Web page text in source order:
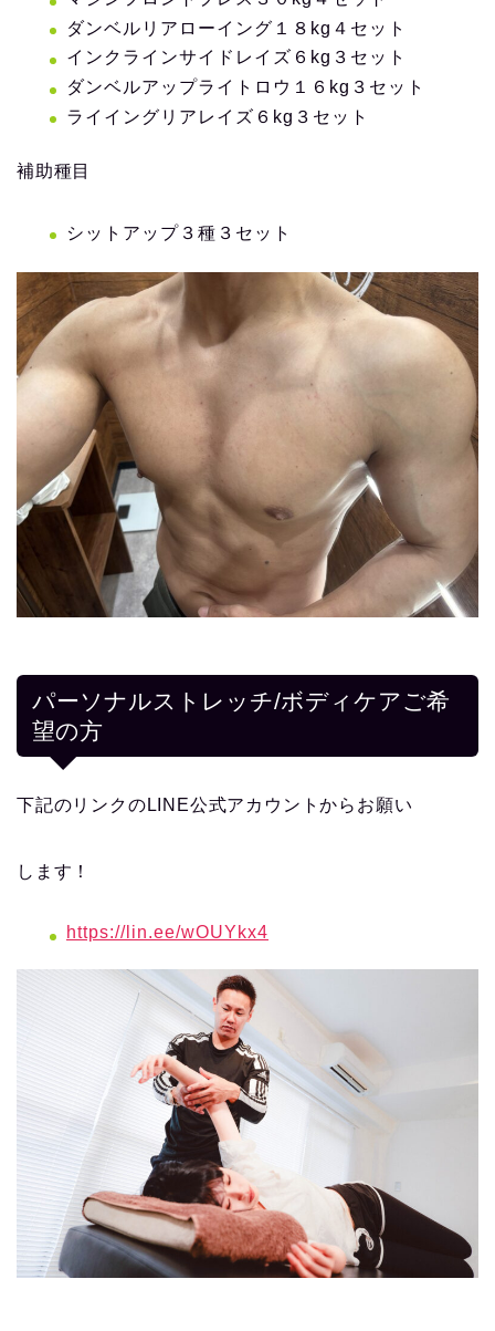
ダンベルリアローイング１８kg４セット
インクラインサイドレイズ６kg３セット
ダンベルアップライトロウ１６kg３セット
ライイングリアレイズ６kg３セット
補助種目
シットアップ３種３セット
パーソナルストレッチ/ボディケアご希
望の方
下記のリンクのLINE公式アカウントからお願い
します！
https://lin.ee/wOUYkx4